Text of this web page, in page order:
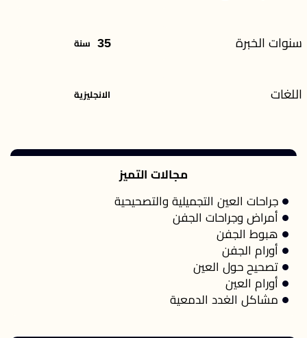
سنوات الخبرة 35 سنة
اللغات الانجليزية
مجالات التميز
جراحات العين التجميلية والتصحيحية
أمراض وجراحات الجفن
هبوط الجفن
أورام الجفن
تصحيح حول العين
أورام العين
مشاكل الغدد الدمعية